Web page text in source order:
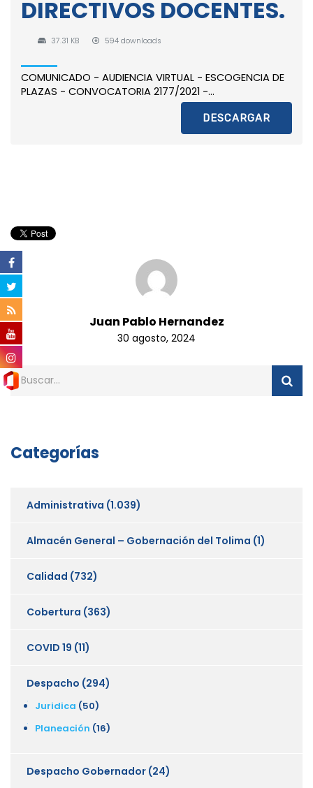
DIRECTIVOS DOCENTES.
37.31 KB 594 downloads
COMUNICADO - AUDIENCIA VIRTUAL - ESCOGENCIA DE
PLAZAS - CONVOCATORIA 2177/2021 -...
DESCARGAR
Juan Pablo Hernandez
30 agosto, 2024
Categorías
Administrativa (1.039)
Almacén General – Gobernación del Tolima (1)
Calidad (732)
Cobertura (363)
COVID 19 (11)
Despacho (294)
Juridica (50)
Planeación (16)
Despacho Gobernador (24)